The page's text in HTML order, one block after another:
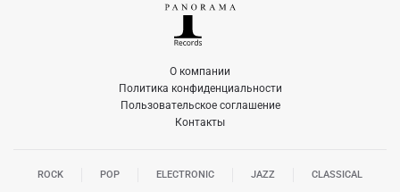
О компании
Политика конфиденциальности
Пользовательское соглашение
Контакты
ROCK POP ELECTRONIC JAZZ CLASSICAL